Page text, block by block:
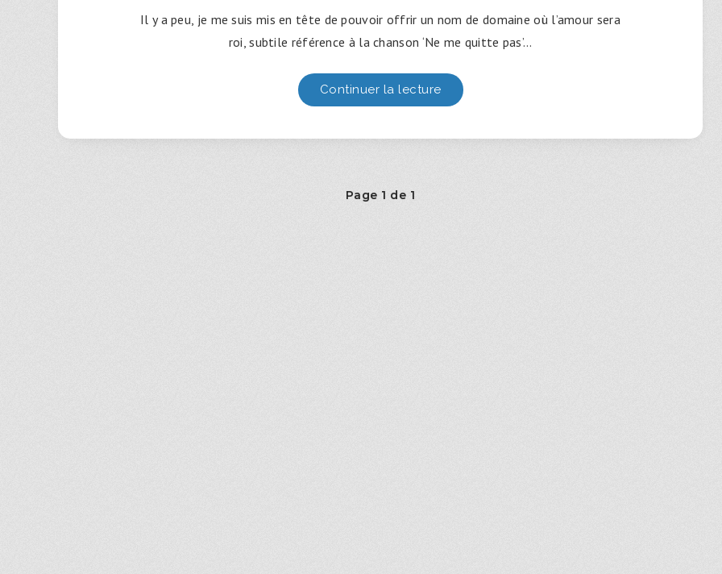
Il y a peu, je me suis mis en tête de pouvoir offrir un nom de domaine où l’amour sera
roi, subtile référence à la chanson ‘Ne me quitte pas’…
Continuer la lecture
Page 1 de 1